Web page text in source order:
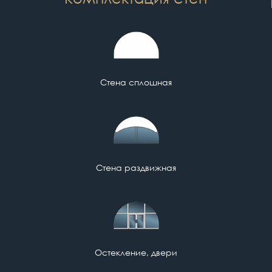
Стена сплошная
Стена раздвижная
Остекление, двери